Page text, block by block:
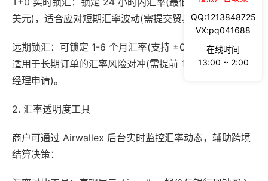
美元)，适合应对短期汇率波动(需提交贸易合同及报关单);
远期锁汇：可锁定 1-6 个月汇率(支持 ±0.05 区间波动)，
适用于长期订单的汇率风险对冲(需提前 1 个工作日向客户
经理申请)。
2. 汇率透明度工具
商户可通过 Airwallex 后台实时监控汇率动态，辅助跨境
结算决策：
QQ:1213848725
VX:pq041688
在线时间
13:00 ~ 2:00